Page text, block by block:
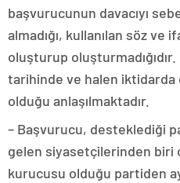
başvurucunun davacıyı
almadığı, kullanılan söz ve
oluşturup
tarihinde ve halen
olduğu anlaşılmaktadır.
– Başvurucu, desteklediği
gelen siyasetçilerinden biri
kurucusu olduğu partiden